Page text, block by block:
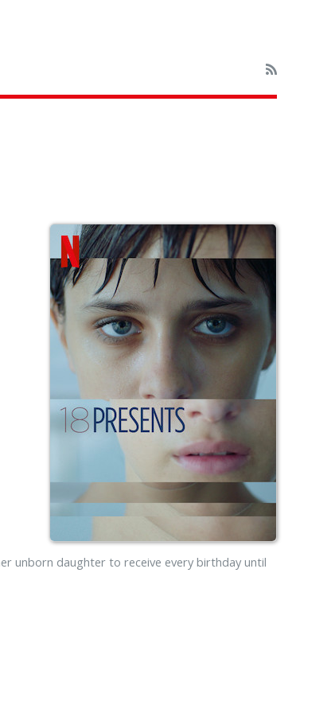
unborn daughter to receive every birthday until